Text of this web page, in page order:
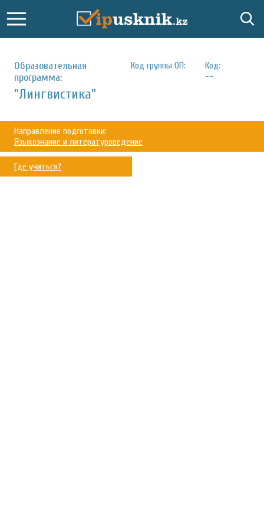
Образовательная
программа:
Код группы ОП:
Код:
--
"Лингвистика"
Направление подготовки:
Языкознание и литературоведение
Где учиться?